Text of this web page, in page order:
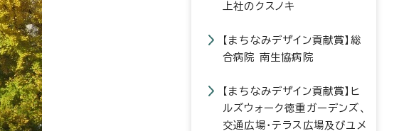
上社のクスノキ
【まちなみデザイン貢献賞】総
合病院 南生協病院
【まちなみデザイン貢献賞】ヒ
ルズウォーク徳重ガーデンズ、
交通広場・テラス広場及びユメ